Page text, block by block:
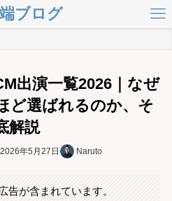
ブログ
出演一覧2026｜なぜ
ど選ばれるのか、そ
解説
2026年5月27日 Naruto
告が含まれています。